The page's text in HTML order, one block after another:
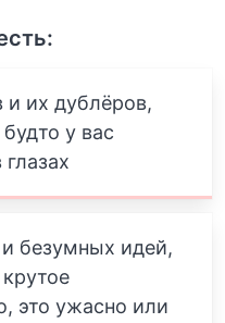
и их дублёров,
у вас
безумных идей,
это ужасно или